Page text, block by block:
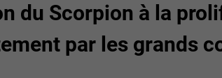
du Scorpion à la
par les grands